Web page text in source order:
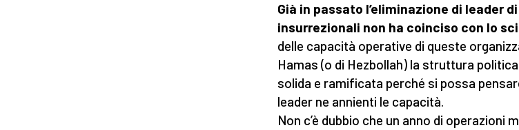
Già in passato l’eliminazione di leader
insurrezionali non ha coinciso con lo
delle capacità operative di queste
Hamas (o di Hezbollah) la struttura
solida e ramificata perché si possa
leader ne annienti le capacità.
Non c’è dubbio che un anno di operazioni